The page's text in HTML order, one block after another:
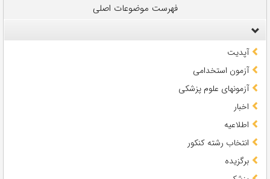
فهرست موضوعات اصلی
آپدیت
آزمون استخدامی
آزمونهای علوم پزشکی
اخبار
اطلاعیه
انتخاب رشته کنکور
برگزیده